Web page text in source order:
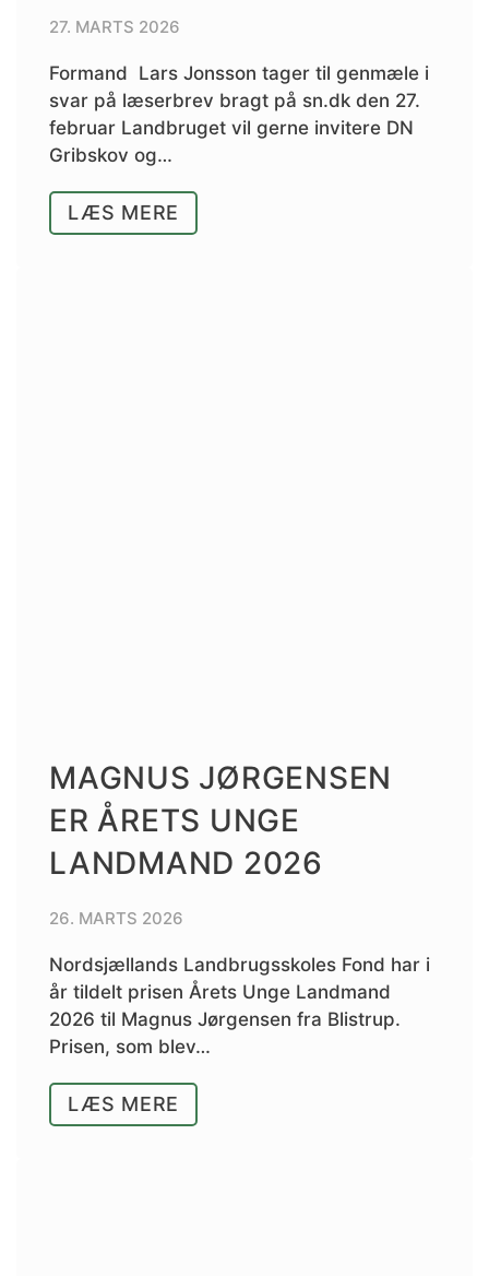
27. MARTS 2026
Formand Lars Jonsson tager til genmæle i
svar på læserbrev bragt på sn.dk den 27.
februar Landbruget vil gerne invitere DN
Gribskov og…
LÆS MERE
MAGNUS JØRGENSEN
ER ÅRETS UNGE
LANDMAND 2026
26. MARTS 2026
Nordsjællands Landbrugsskoles Fond har i
år tildelt prisen Årets Unge Landmand
2026 til Magnus Jørgensen fra Blistrup.
Prisen, som blev…
LÆS MERE